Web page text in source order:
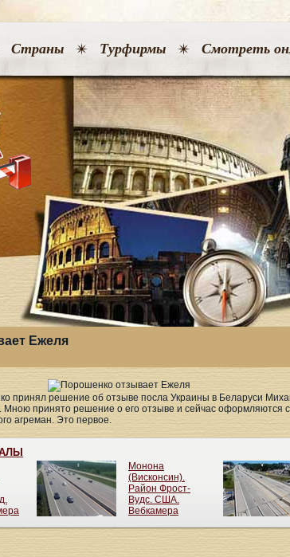
Страны Турфирмы Смотреть
Ежеля
принял решение об отзыве посла Украины в Беларуси
Мною принято решение о его отзыве и сейчас оформляются
агреман. Это первое.